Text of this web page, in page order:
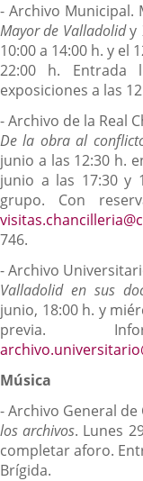
- Archivo Municipal.
Mayor de Valladolidy
10:00 a 14:00 h. y el
22:00 h. Entrada
exposiciones a las
- Archivo de la Real
De la obra al
junio a las 12:30 h.
junio a las 17:30 y
grupo. Con
746.
- Archivo
Valladolid en sus
junio, 18:00 h. y
previa.
Música
- Archivo General de
los archivos. Lunes
completar aforo.
Brígida.